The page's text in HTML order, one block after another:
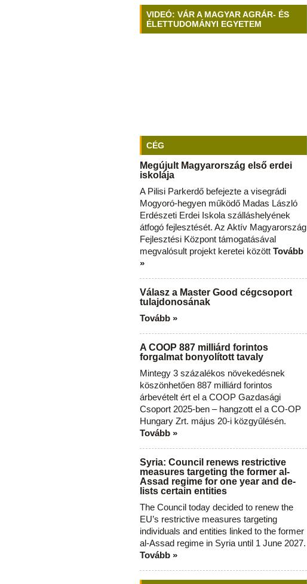
VIDEÓ: VÁR A MAGYAR AGRÁR- ÉS
ÉLETTUDOMÁNYI EGYETEM
CÉG
Megújult Magyarország első erdei
iskolája
A Pilisi Parkerdő befejezte a visegrádi
Mogyoró-hegyen működő Madas László
Erdészeti Erdei Iskola szálláshelyének
átfogó fejlesztését. Az Aktív Magyarország
Fejlesztési Központ támogatásával
megvalósult projekt keretei között Tovább
»
Válasz a Master Good cégcsoport
tulajdonosának
Tovább »
A COOP 887 milliárd forintos
forgalmat bonyolított tavaly
Mintegy 3 százalékos növekedésnek
köszönhetően 887 milliárd forintos
árbevételt ért el a COOP Gazdasági
Csoport 2025-ben – hangzott el a CO-OP
Hungary Zrt. május 20-i közgyűlésén.
Tovább »
Syria: Council renews restrictive
measures targeting the former al-
Assad regime for one year and de-
lists certain entities
The Council today decided to renew the
EU’s restrictive measures targeting
individuals and entities linked to the former
al-Assad regime in Syria until 1 June 2027.
Tovább »